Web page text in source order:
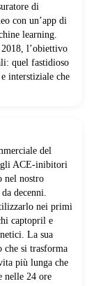
di
con un’app di
learning.
l’obiettivo
quel fastidioso
interstiziale che
del
ACE-inibitori
nel nostro
decenni.
nei primi
captopril e
La sua
che si trasforma
più lunga che
nelle 24 ore